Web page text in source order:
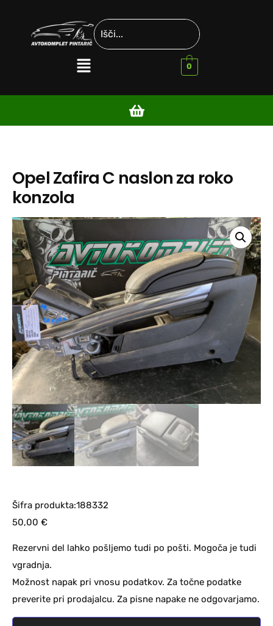
0
Opel Zafira C naslon za roko
konzola
Šifra produkta:188332
50,00 €
Rezervni del lahko pošljemo tudi po pošti. Mogoča je tudi
vgradnja.
Možnost napak pri vnosu podatkov. Za točne podatke
preverite pri prodajalcu. Za pisne napake ne odgovarjamo.